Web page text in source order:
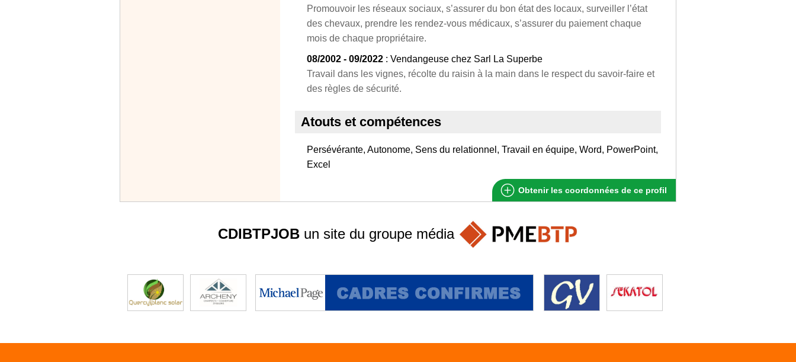
Promouvoir les réseaux sociaux, s’assurer du bon état des locaux, surveiller l’état
des chevaux, prendre les rendez-vous médicaux, s’assurer du paiement chaque
mois de chaque propriétaire.
08/2002 - 09/2022 : Vendangeuse chez Sarl La Superbe
Travail dans les vignes, récolte du raisin à la main dans le respect du savoir-faire et
des règles de sécurité.
Atouts et compétences
Persévérante, Autonome, Sens du relationnel, Travail en équipe, Word, PowerPoint,
Excel
Obtenir les coordonnées de ce profil
CDIBTPJOBun site du groupe média